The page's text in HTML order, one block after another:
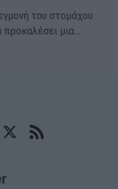
του στομάχου
μια…